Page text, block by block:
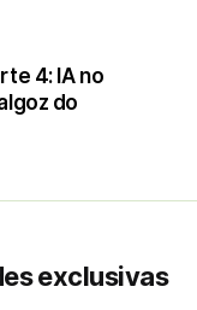
4: IA no
do
exclusivas